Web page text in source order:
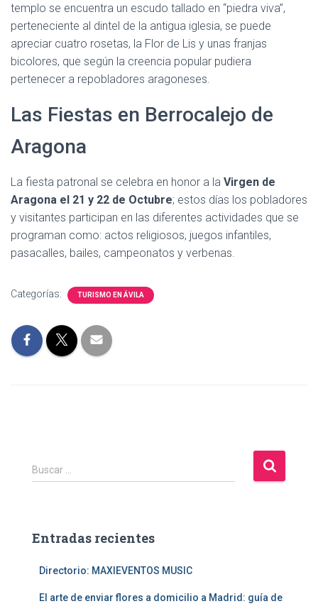
templo se encuentra un escudo tallado en “piedra viva”,
perteneciente al dintel de la antigua iglesia, se puede
apreciar cuatro rosetas, la Flor de Lis y unas franjas
bicolores, que según la creencia popular pudiera
pertenecer a repobladores aragoneses.
Las Fiestas en Berrocalejo de
Aragona
La fiesta patronal se celebra en honor a la Virgen de
Aragona el 21 y 22 de Octubre; estos días los pobladores
y visitantes participan en las diferentes actividades que se
programan como: actos religiosos, juegos infantiles,
pasacalles, bailes, campeonatos y verbenas.
Categorías: TURISMO EN ÁVILA
B
u
r
Buscar …
Entradas recientes
Directorio: MAXIEVENTOS MUSIC
El arte de enviar flores a domicilio a Madrid: guía de